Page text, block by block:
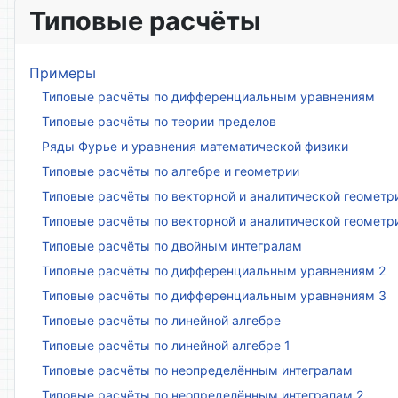
Типовые расчёты
Примеры
Типовые расчёты по дифференциальным уравнениям
Типовые расчёты по теории пределов
Ряды Фурье и уравнения математической физики
Типовые расчёты по алгебре и геометрии
Типовые расчёты по векторной и аналитической
Типовые расчёты по векторной и аналитической
Типовые расчёты по двойным интегралам
Типовые расчёты по дифференциальным уравнениям 2
Типовые расчёты по дифференциальным уравнениям 3
Типовые расчёты по линейной алгебре
Типовые расчёты по линейной алгебре 1
Типовые расчёты по неопределённым интегралам
Типовые расчёты по неопределённым интегралам 2